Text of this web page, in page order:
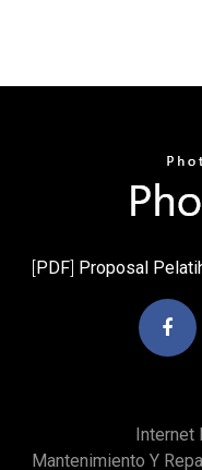
[PDF] Proposal
Internet
Mantenimiento Y